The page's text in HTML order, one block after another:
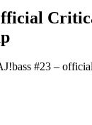
#23 –